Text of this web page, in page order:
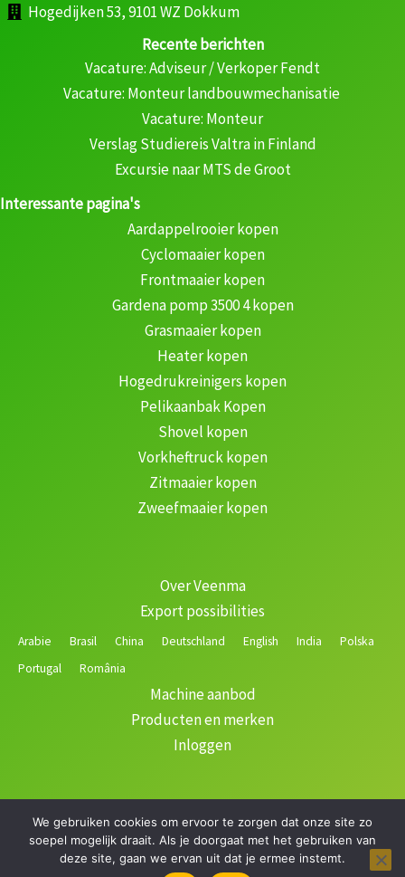
Hogedijken 53, 9101 WZ Dokkum
Recente berichten
Vacature: Adviseur / Verkoper Fendt
Vacature: Monteur landbouwmechanisatie
Vacature: Monteur
Verslag Studiereis Valtra in Finland
Excursie naar MTS de Groot
Interessante pagina's
Aardappelrooier kopen
Cyclomaaier kopen
Frontmaaier kopen
Gardena pomp 3500 4 kopen
Grasmaaier kopen
Heater kopen
Hogedrukreinigers kopen
Pelikaanbak Kopen
Shovel kopen
Vorkheftruck kopen
Zitmaaier kopen
Zweefmaaier kopen
Over Veenma
Export possibilities
Arabie Brasil China Deutschland English India
Polska
Portugal
România
Machine aanbod
Producten en merken
Inloggen
Copyright © 2026 Veenma | Gerealiseerd door
We gebruiken cookies om ervoor te zorgen dat onze site zo
soepel mogelijk draait. Als je doorgaat met het gebruiken van
deze site, gaan we ervan uit dat je ermee instemt.